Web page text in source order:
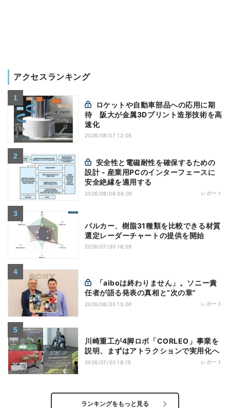
アクセスランキング
待 阪大が金属3Dプリント造形技術を高
速化
2026/08/07 12:05
設計 - 産業用PCのインターフェースに
安全絶縁を適用する
2026/08/06 06:00 レポート
バルカー、樹脂31種類を比較できる材質
選定レーダーチャートの提供を開始
2026/07/30 16:59
任者が語る発表の真相と“次の章”
2026/06/30 15:00 レポート
川崎重工が4脚ロボ「CORLEO」事業を
説明、まずはアトラクションで実用化へ
2026/07/30 18:15 レポート
ランキングをもっと見る